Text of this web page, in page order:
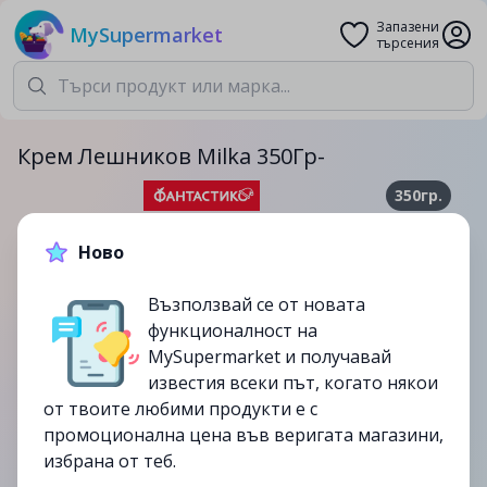
MySupermarket
Запазени
търсения
Крем Лешников Milka 350Гр-
350гр.
11.69лв.
10/10
Ново
Възползвай се от новата
функционалност на
MySupermarket и получавай
известия всеки път, когато някои
от твоите любими продукти е с
промоционална цена във веригата магазини,
избрана от теб.